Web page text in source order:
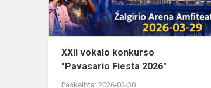
XXII vokalo konkurso
"Pavasario Fiesta 2026"
Paskelbta: 2026-03-30